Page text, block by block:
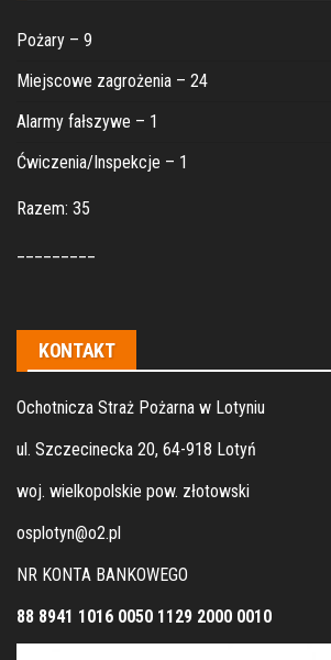
Pożary – 9
Miejscowe zagrożenia – 24
Alarmy fałszywe – 1
Ćwiczenia/Inspekcje – 1
Razem: 35
KONTAKT
Ochotnicza Straż Pożarna w Lotyniu
ul. Szczecinecka 20, 64-918 Lotyń
woj. wielkopolskie pow. złotowski
osplotyn@o2.pl
NR KONTA BANKOWEGO
88 8941 1016 0050 1129 2000 0010